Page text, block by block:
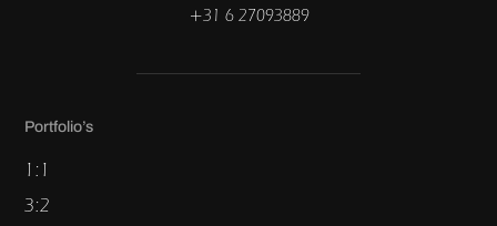
+31 6 27093889
Portfolio’s
1:1
3:2